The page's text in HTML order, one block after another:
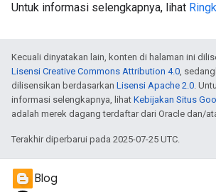
Untuk informasi selengkapnya, lihat
Kecuali dinyatakan lain, konten di halaman ini
Lisensi Creative Commons Attribution 4.0,
dilisensikan berdasarkan Lisensi Apache 2.0.
informasi selengkapnya, lihat Kebijakan Situs
adalah merek dagang terdaftar dari Oracle dan/
Terakhir diperbarui pada 2025-07-25 UTC.
Blog